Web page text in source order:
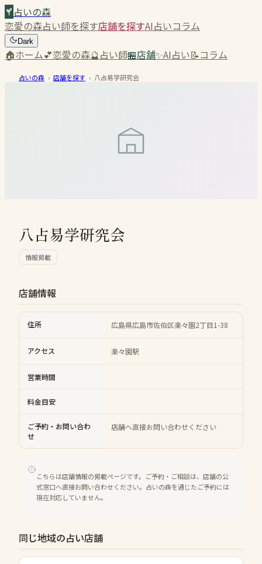
占いの森
恋愛の森占い師を探す店舗を探すAI占いコラム
Dark
🏠ホーム💕恋愛の森🔮占い師🏪店舗✨AI占い📝コラム
占いの森 › 店舗を探す › 八占易学研究会
八占易学研究会
情報掲載
店舗情報
住所 広島県広島市佐伯区楽々園2丁目1-38
アクセス 楽々園駅
営業時間
料金目安
ご予約・お問い合わ
せ
店舗へ直接お問い合わせください
こちらは店舗情報の掲載ページです。ご予約・ご相談は、店舗の公
式窓口へ直接お問い合わせください。占いの森を通じたご予約には
現在対応していません。
同じ地域の占い店舗